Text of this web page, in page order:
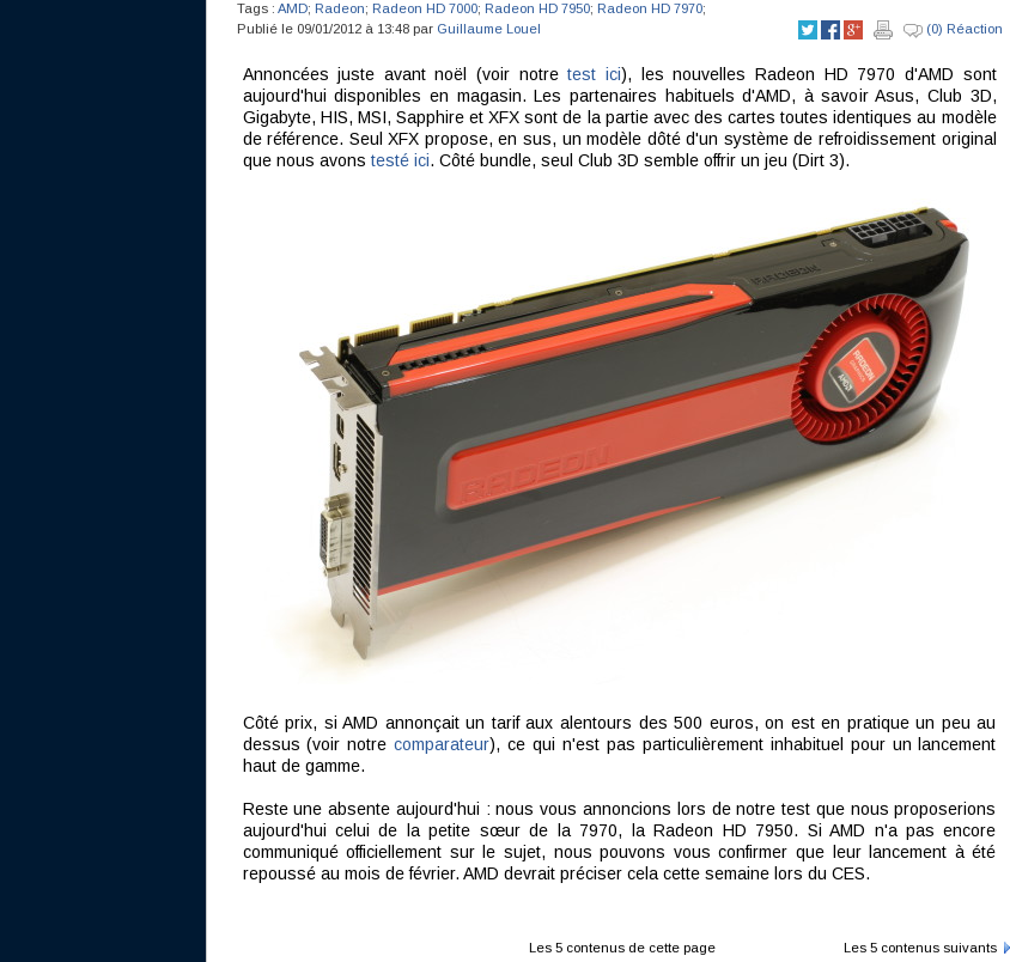
Tags : AMD; Radeon; Radeon HD 7000; Radeon HD 7950; Radeon HD 7970;
Publié le 09/01/2012 à 13:48 par Guillaume Louel (0) Réaction
Annoncées juste avant noël (voir notretest ici), les nouvelles Radeon HD 7970 d'AMD sont
aujourd'hui disponibles en magasin. Les partenaires habituels d'AMD, à savoir Asus, Club 3D,
Gigabyte, HIS, MSI, Sapphire et XFX sont de la partie avec des cartes toutes identiques au modèle
de référence. Seul XFX propose, en sus, un modèle dôté d'un système de refroidissement original
que nous avons testé ici. Côté bundle, seul Club 3D semble offrir un jeu (Dirt 3).
Côté prix, si AMD annonçait un tarif aux alentours des 500 euros, on est en pratique un peu au
dessus (voir notrecomparateur), ce qui n'est pas particulièrement inhabituel pour un lancement
haut de gamme.
Reste une absente aujourd'hui : nous vous annoncions lors de notre test que nous proposerions
aujourd'hui celui de la petite sœur de la 7970, la Radeon HD 7950. Si AMD n'a pas encore
communiqué officiellement sur le sujet, nous pouvons vous confirmer que leur lancement à été
repoussé au mois de février. AMD devrait préciser cela cette semaine lors du CES.
Les 5 contenus de cette page Les 5 contenus suivants